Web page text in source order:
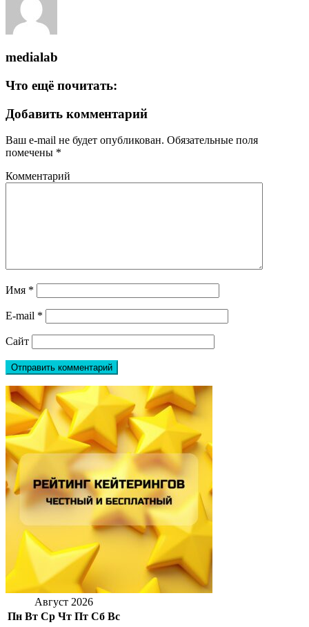
medialab
Что ещё почитать:
Добавить комментарий
Ваш e-mail не будет опубликован. Обязательные поля
помечены *
Комментарий
Имя *
E-mail *
Сайт
Август 2026
Пн Вт Ср Чт Пт Сб Вс